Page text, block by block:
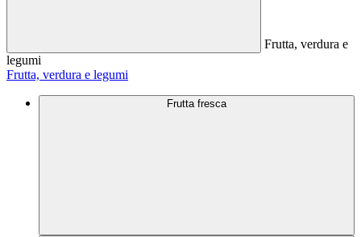
Frutta, verdura e
legumi
Frutta, verdura e legumi
Frutta fresca